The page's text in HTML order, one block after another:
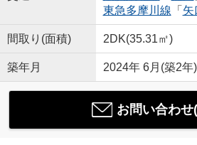
東急多摩川線 「 矢
間取り(面積) 2DK(35.31㎡)
築年月 2024年 6月(築2年)
お問い合わせ